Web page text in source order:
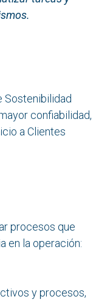
Sostenibilidad
confiabilidad,
a Clientes
procesos que
en la operación:
y procesos,